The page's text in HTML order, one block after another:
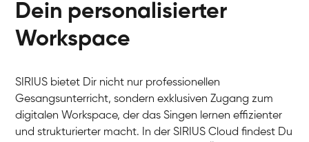
Dein personalisierter
Workspace
SIRIUS bietet Dir nicht nur professionellen
Gesangsunterricht, sondern exklusiven Zugang zum
digitalen Workspace, der das Singen lernen effizienter
und strukturierter macht. In der SIRIUS Cloud findest Du